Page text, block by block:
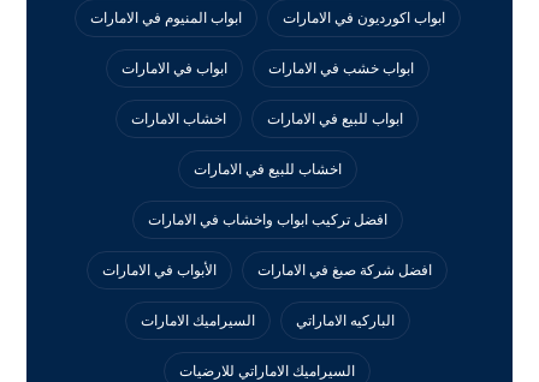
ابواب اكورديون في الامارات ابواب المنيوم في الامارات
ابواب خشب في الامارات ابواب في الامارات
ابواب للبيع في الامارات اخشاب الامارات
اخشاب للبيع في الامارات
افضل تركيب ابواب واخشاب في الامارات
افضل شركة صبغ في الامارات الأبواب في الامارات
الباركيه الاماراتي السيراميك الامارات
السيراميك الاماراتي للارضيات